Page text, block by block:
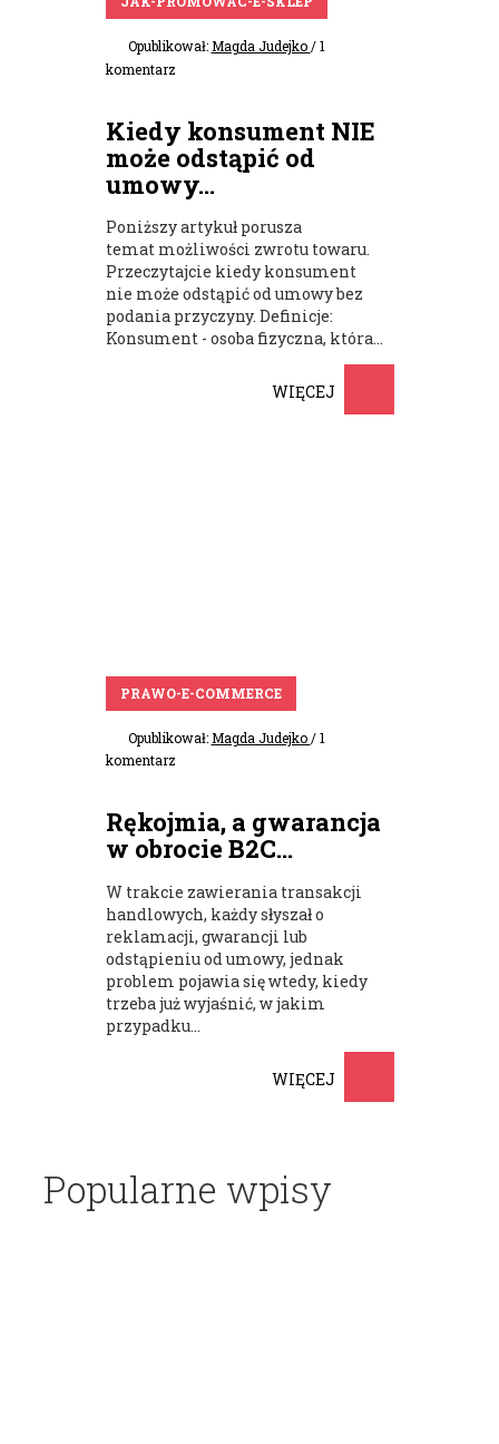
Opublikował:Magda Judejko/ 1
komentarz
Kiedy konsument NIE
może odstąpić od
umowy...
Poniższy artykuł porusza
temat możliwości zwrotu towaru.
Przeczytajcie kiedy konsument
nie może odstąpić od umowy bez
podania przyczyny. Definicje:
Konsument - osoba fizyczna, która...
WIĘCEJ
PRAWO-E-COMMERCE
Opublikował:Magda Judejko/ 1
komentarz
Rękojmia, a gwarancja
w obrocie B2C...
W trakcie zawierania transakcji
handlowych, każdy słyszał o
reklamacji, gwarancji lub
odstąpieniu od umowy, jednak
problem pojawia się wtedy, kiedy
trzeba już wyjaśnić, w jakim
przypadku...
WIĘCEJ
Popularne wpisy